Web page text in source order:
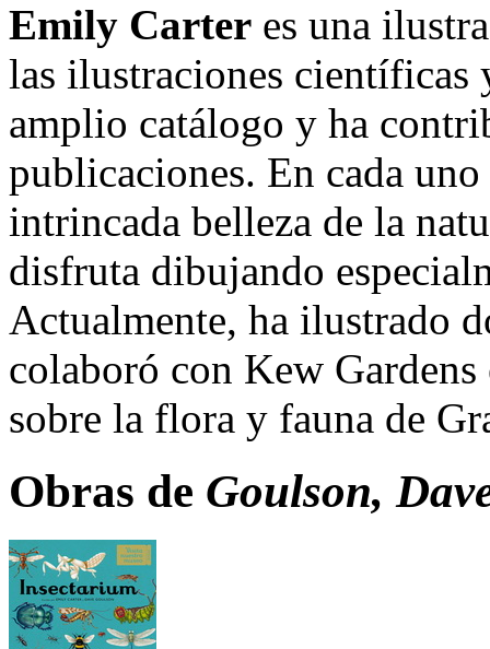
Emily Carter es una
las ilustraciones científicas
amplio catálogo y ha
publicaciones. En cada
intrincada belleza de la
disfruta dibujando
Actualmente, ha ilustrado
colaboró con Kew
sobre la flora y fauna de
Obras de Goulson,